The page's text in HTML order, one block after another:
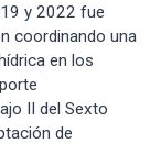
y 2022 fue
coordinando una
en los
II del Sexto
de